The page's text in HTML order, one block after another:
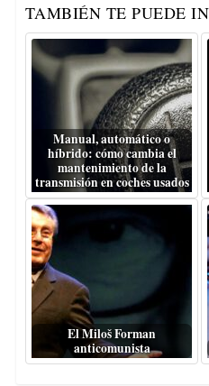
TAMBIÉN TE PUEDE
Manual, automático o
híbrido: cómo cambia el
mantenimiento de la
transmisión en coches usados
El Miloš Forman
anticomunista